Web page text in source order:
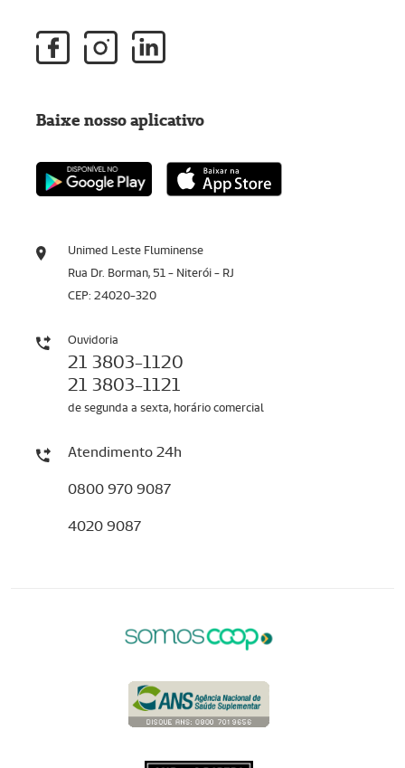
Unimed Leste Fluminense
Rua Dr. Borman, 51 - Niterói - RJ
CEP: 24020-320
Ouvidoria
21 3803-1120
21 3803-1121
de segunda a sexta, horário comercial
Atendimento 24h
0800 970 9087
4020 9087
Baixe nosso aplicativo